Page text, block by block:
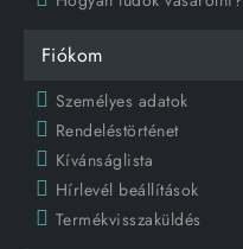
Fiókom
Személyes adatok
Rendeléstörténet
Kívánságlista
Hírlevél beállítások
Termékvisszaküldés